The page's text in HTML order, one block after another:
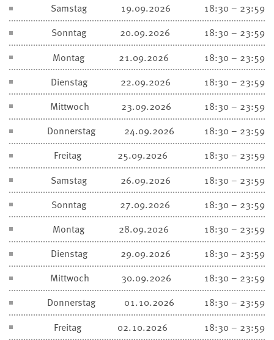
Samstag
19.09.2026
18:30 – 23:59
Sonntag
20.09.2026
18:30 – 23:59
Montag
21.09.2026
18:30 – 23:59
Dienstag
22.09.2026
18:30 – 23:59
Mittwoch
23.09.2026
18:30 – 23:59
Donnerstag
24.09.2026
18:30 – 23:59
Freitag
25.09.2026
18:30 – 23:59
Samstag
26.09.2026
18:30 – 23:59
Sonntag
27.09.2026
18:30 – 23:59
Montag
28.09.2026
18:30 – 23:59
Dienstag
29.09.2026
18:30 – 23:59
Mittwoch
30.09.2026
18:30 – 23:59
Donnerstag
01.10.2026
18:30 – 23:59
Freitag
02.10.2026 18:30 – 23:59